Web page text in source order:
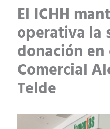
El ICHH
operativa la
donación
Comercial
Telde